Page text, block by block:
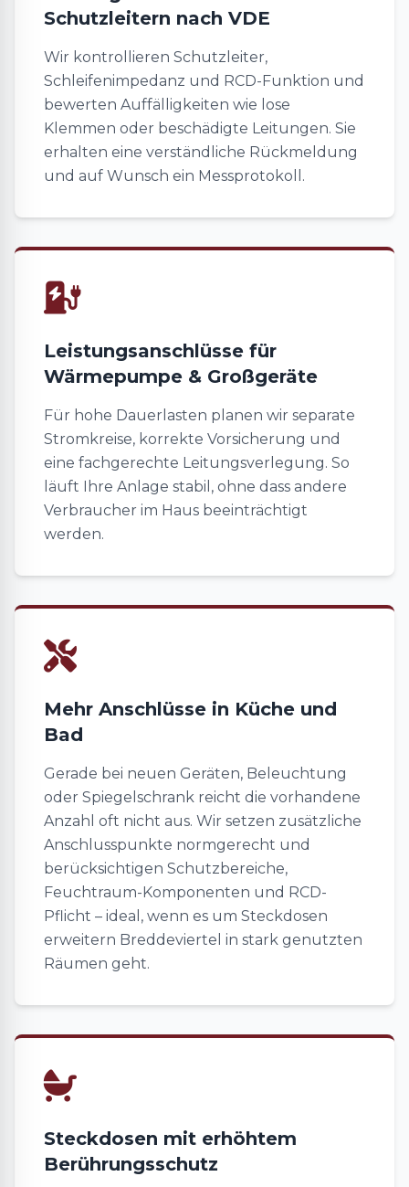
Schutzleitern nach VDE
Wir kontrollieren Schutzleiter,
Schleifenimpedanz und RCD-Funktion und
bewerten Auffälligkeiten wie lose
Klemmen oder beschädigte Leitungen. Sie
erhalten eine verständliche Rückmeldung
und auf Wunsch ein Messprotokoll.
Leistungsanschlüsse für
Wärmepumpe & Großgeräte
Für hohe Dauerlasten planen wir separate
Stromkreise, korrekte Vorsicherung und
eine fachgerechte Leitungsverlegung. So
läuft Ihre Anlage stabil, ohne dass andere
Verbraucher im Haus beeinträchtigt
werden.
Mehr Anschlüsse in Küche und
Bad
Gerade bei neuen Geräten, Beleuchtung
oder Spiegelschrank reicht die vorhandene
Anzahl oft nicht aus. Wir setzen zusätzliche
Anschlusspunkte normgerecht und
berücksichtigen Schutzbereiche,
Feuchtraum-Komponenten und RCD-
Pflicht – ideal, wenn es um Steckdosen
erweitern Breddeviertel in stark genutzten
Räumen geht.
Steckdosen mit erhöhtem
Berührungsschutz